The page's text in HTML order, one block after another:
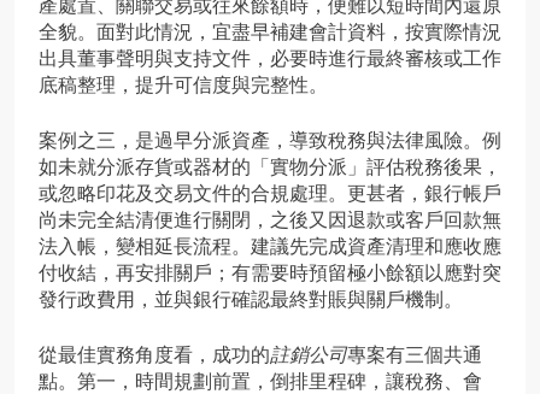
產處置、關聯交易或往來餘額時，便難以短時間內還原
全貌。面對此情況，宜盡早補建會計資料，按實際情況
出具董事聲明與支持文件，必要時進行最終審核或工作
底稿整理，提升可信度與完整性。
案例之三，是過早分派資產，導致稅務與法律風險。例
如未就分派存貨或器材的「實物分派」評估稅務後果，
或忽略印花及交易文件的合規處理。更甚者，銀行帳戶
尚未完全結清便進行關閉，之後又因退款或客戶回款無
法入帳，變相延長流程。建議先完成資產清理和應收應
付收結，再安排關戶；有需要時預留極小餘額以應對突
發行政費用，並與銀行確認最終對賬與關戶機制。
從最佳實務角度看，成功的註銷公司專案有三個共通
點。第一，時間規劃前置，倒排里程碑，讓稅務、會